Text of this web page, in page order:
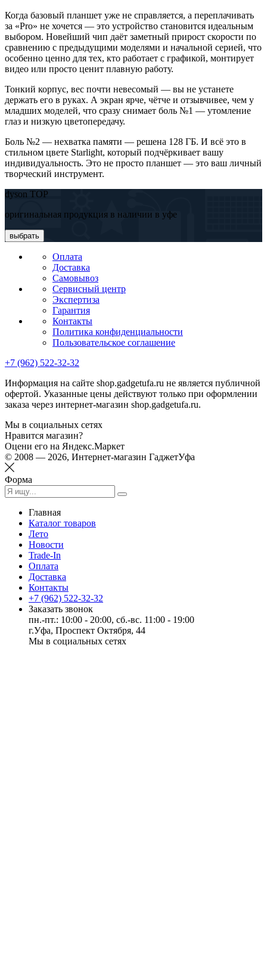
Когда базовый планшет уже не справляется, а переплачивать
за «Pro» не хочется — это устройство становится идеальным
выбором. Новейший чип даёт заметный прирост скорости по
сравнению с предыдущими моделями и начальной серией, что
особенно ценно для тех, кто работает с графикой, монтирует
видео или просто ценит плавную работу.
Тонкий корпус, вес почти невесомый — вы не устанете
держать его в руках. А экран ярче, чётче и отзывчивее, чем у
младших моделей, что сразу снимает боль №1 — утомление
глаз и низкую цветопередачу.
Боль №2 — нехватка памяти — решена 128 ГБ. И всё это в
стильном цвете Starlight, который подчёркивает вашу
индивидуальность. Это не просто планшет — это ваш личный
творческий инструмент.
dyson TOP
оригинальная продукция в наличии в уфе
выбрать
Оплата
Доставка
Самовывоз
Сервисный центр
Экспертиза
Гарантия
Контакты
Политика конфиденциальности
Пользовательское соглашение
+7 (962) 522-32-32
Информация на сайте shop.gadgetufa.ru не является публичной
офертой. Указанные цены действуют только при оформлении
заказа через интернет-магазин shop.gadgetufa.ru.
Мы в социальных сетях
Нравится магазин?
Оцени его на Яндекс.Маркет
© 2008 — 2026, Интернет-магазин ГаджетУфа
Форма
Главная
Каталог товаров
Лето
Новости
Trade-In
Оплата
Доставка
Контакты
+7 (962) 522-32-32
Заказать звонок
пн.-пт.: 10:00 - 20:00, сб.-вс. 11:00 - 19:00
г.Уфа, Проспект Октября, 44
Мы в социальных сетях